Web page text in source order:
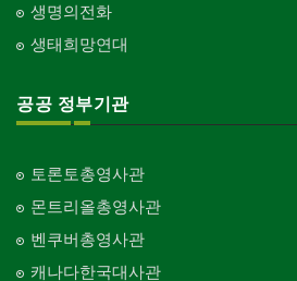
생명의전화
생태희망연대
공공 정부기관
토론토총영사관
몬트리올총영사관
벤쿠버총영사관
캐나다한국대사관